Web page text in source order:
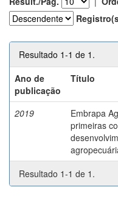
Resultado 1-1 de 1.
Ano de
publicação
Título
2019
Embrapa
primeiras
Resultado 1-1 de 1.